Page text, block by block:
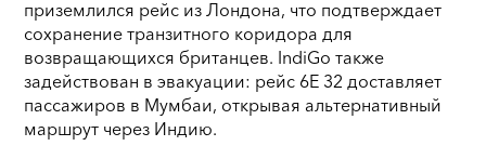
приземлился рейс из Лондона, что подтверждает
сохранение транзитного коридора для
возвращающихся британцев. IndiGo также
задействован в эвакуации: рейс 6E 32 доставляет
пассажиров в Мумбаи, открывая альтернативный
маршрут через Индию.